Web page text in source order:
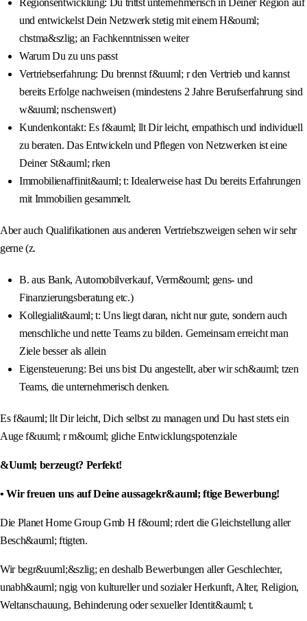
Regionsentwicklung: Du trittst unternehmerisch in Deiner Region auf
und entwickelst Dein Netzwerk stetig mit einem H&ouml;
chstma&szlig; an Fachkenntnissen weiter
Warum Du zu uns passt
Vertriebserfahrung: Du brennst f&uuml; r den Vertrieb und kannst
bereits Erfolge nachweisen (mindestens 2 Jahre Berufserfahrung sind
w&uuml; nschenswert)
Kundenkontakt: Es f&auml; llt Dir leicht, empathisch und individuell
zu beraten. Das Entwickeln und Pflegen von Netzwerken ist eine
Deiner St&auml; rken
Immobilienaffinit&auml; t: Idealerweise hast Du bereits Erfahrungen
mit Immobilien gesammelt.
Aber auch Qualifikationen aus anderen Vertriebszweigen sehen wir sehr
gerne (z.
B. aus Bank, Automobilverkauf, Verm&ouml; gens- und
Finanzierungsberatung etc.)
Kollegialit&auml; t: Uns liegt daran, nicht nur gute, sondern auch
menschliche und nette Teams zu bilden. Gemeinsam erreicht man
Ziele besser als allein
Eigensteuerung: Bei uns bist Du angestellt, aber wir sch&auml; tzen
Teams, die unternehmerisch denken.
Es f&auml; llt Dir leicht, Dich selbst zu managen und Du hast stets ein
Auge f&uuml; r m&ouml; gliche Entwicklungspotenziale
&Uuml; berzeugt? Perfekt!
• Wir freuen uns auf Deine aussagekr&auml; ftige Bewerbung!
Die Planet Home Group Gmb H f&ouml; rdert die Gleichstellung aller
Besch&auml; ftigten.
Wir begr&uuml;&szlig; en deshalb Bewerbungen aller Geschlechter,
unabh&auml; ngig von kultureller und sozialer Herkunft, Alter, Religion,
Weltanschauung, Behinderung oder sexueller Identit&auml; t.